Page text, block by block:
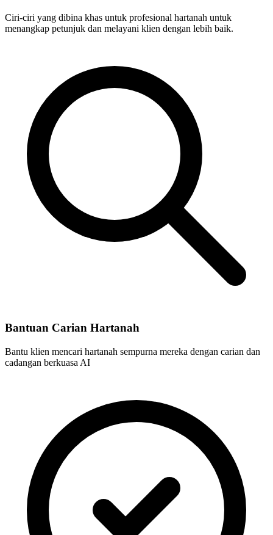
Ciri-ciri yang dibina khas untuk profesional hartanah untuk
menangkap petunjuk dan melayani klien dengan lebih baik.
Bantuan Carian Hartanah
Bantu klien mencari hartanah sempurna mereka dengan carian dan
cadangan berkuasa AI